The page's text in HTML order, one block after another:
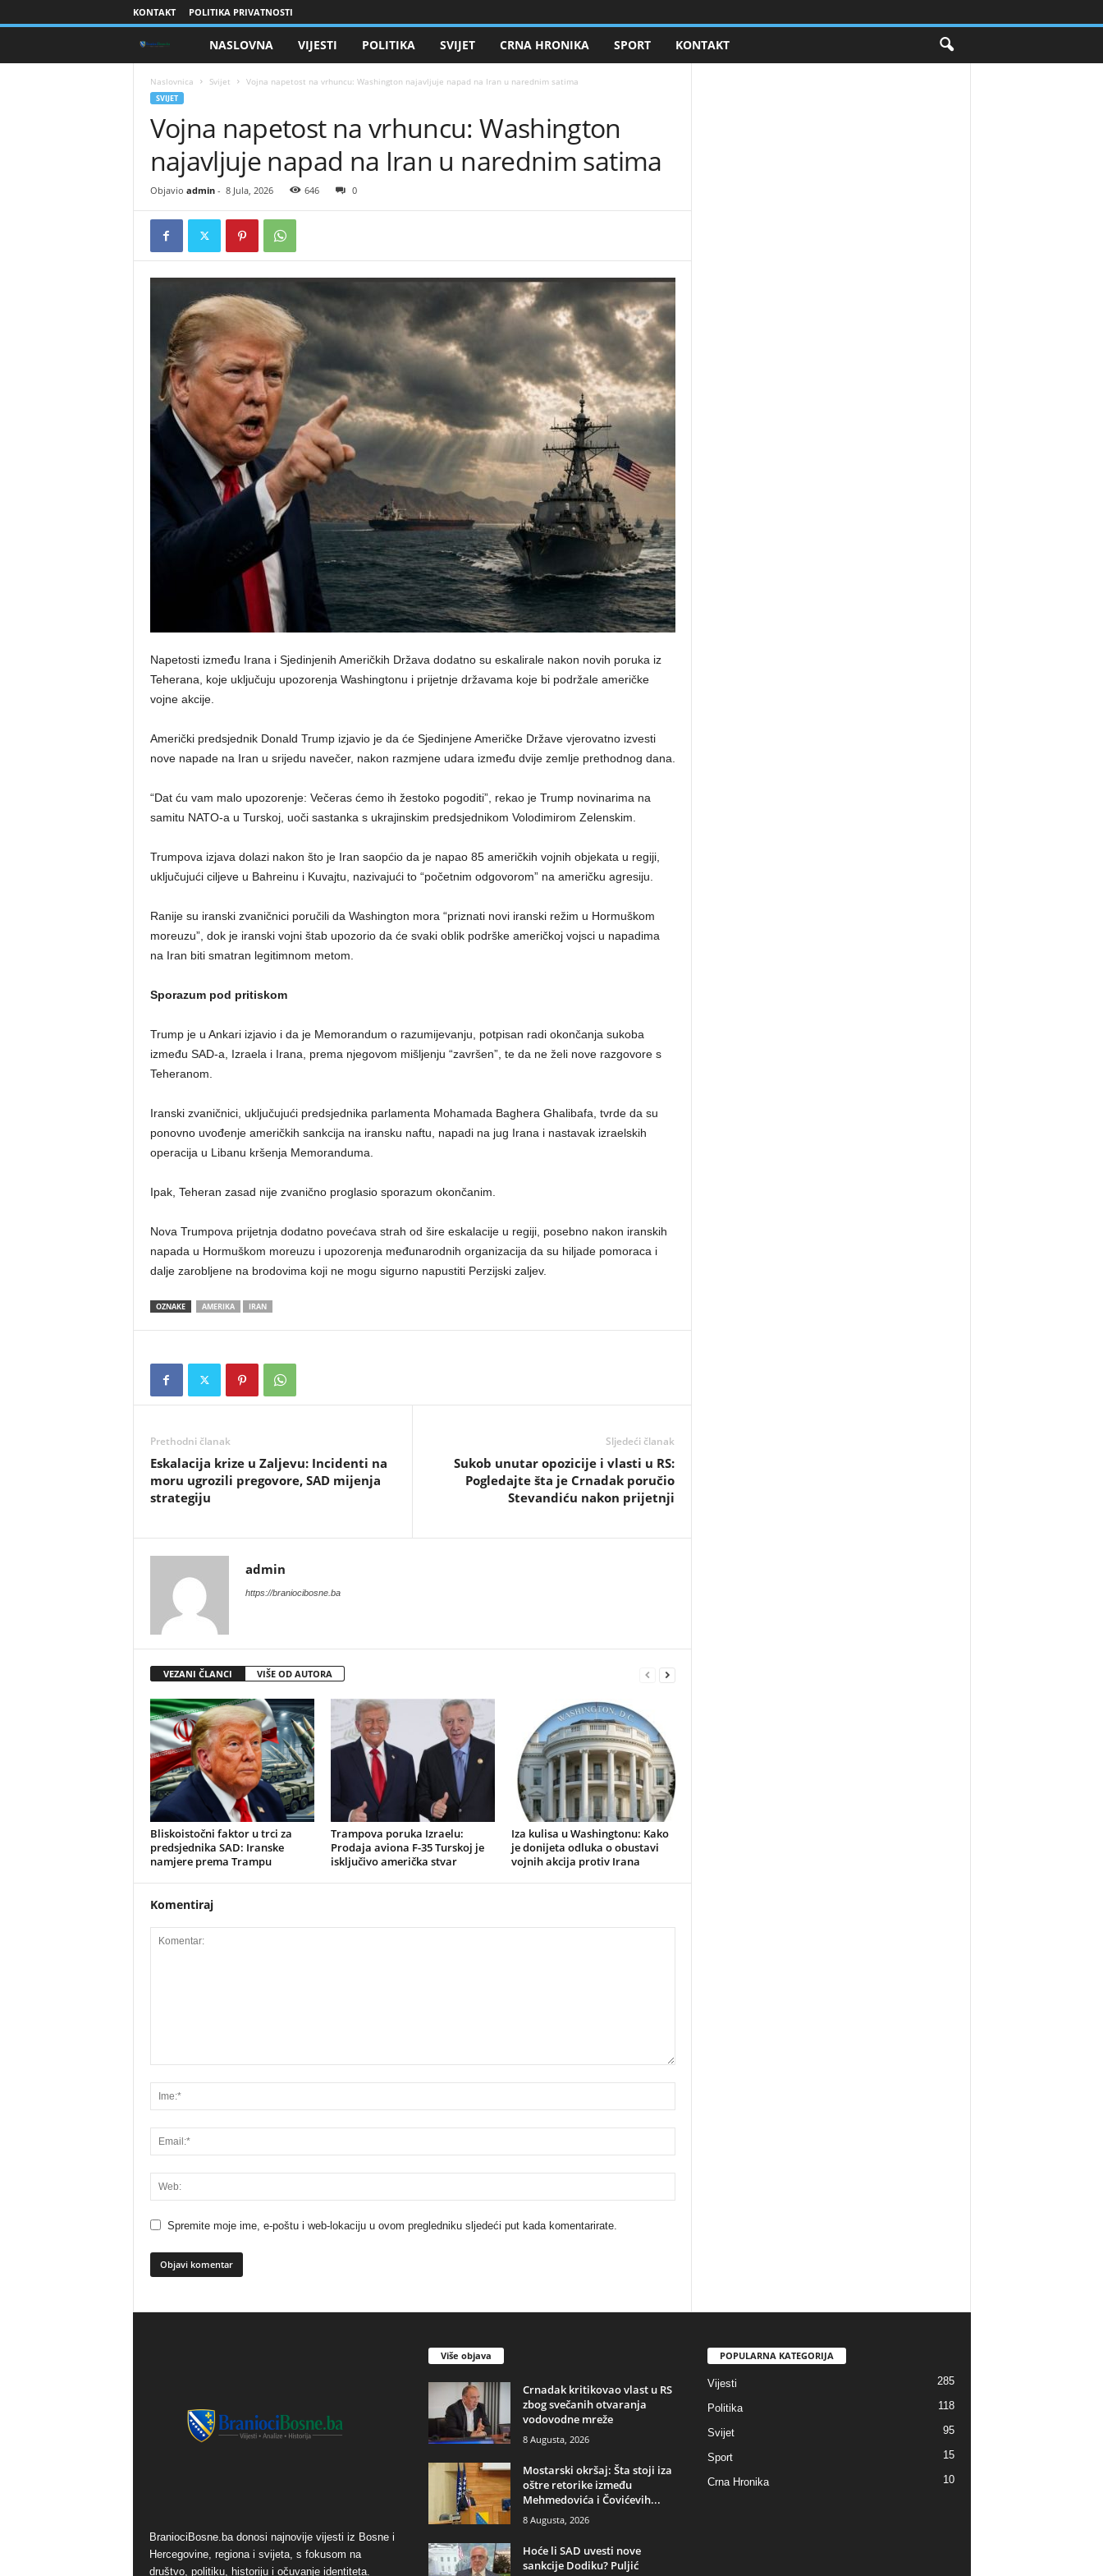
KONTAKT POLITIKA PRIVATNOSTI
i
c
i
B
o
s
n
NASLOVNA VIJESTI POLITIKA SVIJET CRNA HRONIKA SPORT KONTAKT
Naslovnica Svijet Vojna napetost na vrhuncu: Washington najavljuje napad na Iran u narednim satima
SVIJET
Vojna napetost na vrhuncu: Washington
najavljuje napad na Iran u narednim satima
Objavio admin- 8 Jula, 2026 646 0
Napetosti između Irana i Sjedinjenih Američkih Država dodatno su eskalirale nakon novih poruka iz
Teherana, koje uključuju upozorenja Washingtonu i prijetnje državama koje bi podržale američke
vojne akcije.
Američki predsjednik Donald Trump izjavio je da će Sjedinjene Američke Države vjerovatno izvesti
nove napade na Iran u srijedu navečer, nakon razmjene udara između dvije zemlje prethodnog dana.
“Dat ću vam malo upozorenje: Večeras ćemo ih žestoko pogoditi”, rekao je Trump novinarima na
samitu NATO-a u Turskoj, uoči sastanka s ukrajinskim predsjednikom Volodimirom Zelenskim.
Trumpova izjava dolazi nakon što je Iran saopćio da je napao 85 američkih vojnih objekata u regiji,
uključujući ciljeve u Bahreinu i Kuvajtu, nazivajući to “početnim odgovorom” na američku agresiju.
Ranije su iranski zvaničnici poručili da Washington mora “priznati novi iranski režim u Hormuškom
moreuzu”, dok je iranski vojni štab upozorio da će svaki oblik podrške američkoj vojsci u napadima
na Iran biti smatran legitimnom metom.
Sporazum pod pritiskom
Trump je u Ankari izjavio i da je Memorandum o razumijevanju, potpisan radi okončanja sukoba
između SAD-a, Izraela i Irana, prema njegovom mišljenju “završen”, te da ne želi nove razgovore s
Teheranom.
Iranski zvaničnici, uključujući predsjednika parlamenta Mohamada Baghera Ghalibafa, tvrde da su
ponovno uvođenje američkih sankcija na iransku naftu, napadi na jug Irana i nastavak izraelskih
operacija u Libanu kršenja Memoranduma.
Ipak, Teheran zasad nije zvanično proglasio sporazum okončanim.
Nova Trumpova prijetnja dodatno povećava strah od šire eskalacije u regiji, posebno nakon iranskih
napada u Hormuškom moreuzu i upozorenja međunarodnih organizacija da su hiljade pomoraca i
dalje zarobljene na brodovima koji ne mogu sigurno napustiti Perzijski zaljev.
OZNAKE AMERIKA IRAN
Prethodni članak
Eskalacija krize u Zaljevu: Incidenti na
moru ugrozili pregovore, SAD mijenja
strategiju
Sljedeći članak
​Sukob unutar opozicije i vlasti u RS:
Pogledajte šta je Crnadak poručio
Stevandiću nakon prijetnji
admin
https://braniocibosne.ba
VEZANI ČLANCI VIŠE OD AUTORA
​Bliskoistočni faktor u trci za
predsjednika SAD: Iranske
namjere prema Trampu
Trampova poruka Izraelu:
Prodaja aviona F-35 Turskoj je
isključivo američka stvar
​Iza kulisa u Washingtonu: Kako
je donijeta odluka o obustavi
vojnih akcija protiv Irana
Komentiraj
Spremite moje ime, e-poštu i web-lokaciju u ovom pregledniku sljedeći put kada komentarirate.
BraniociBosne.ba donosi najnovije vijesti iz Bosne i
Hercegovine, regiona i svijeta, s fokusom na
društvo, politiku, historiju i očuvanje identiteta.
Više objava
​Crnadak kritikovao vlast u RS
zbog svečanih otvaranja
vodovodne mreže
8 Augusta, 2026
Mostarski okršaj: Šta stoji iza
oštre retorike između
Mehmedovića i Čovićevih...
8 Augusta, 2026
​Hoće li SAD uvesti nove
sankcije Dodiku? Puljić
POPULARNA KATEGORIJA
Vijesti 285
Politika 118
Svijet 95
Sport 15
Crna Hronika 10